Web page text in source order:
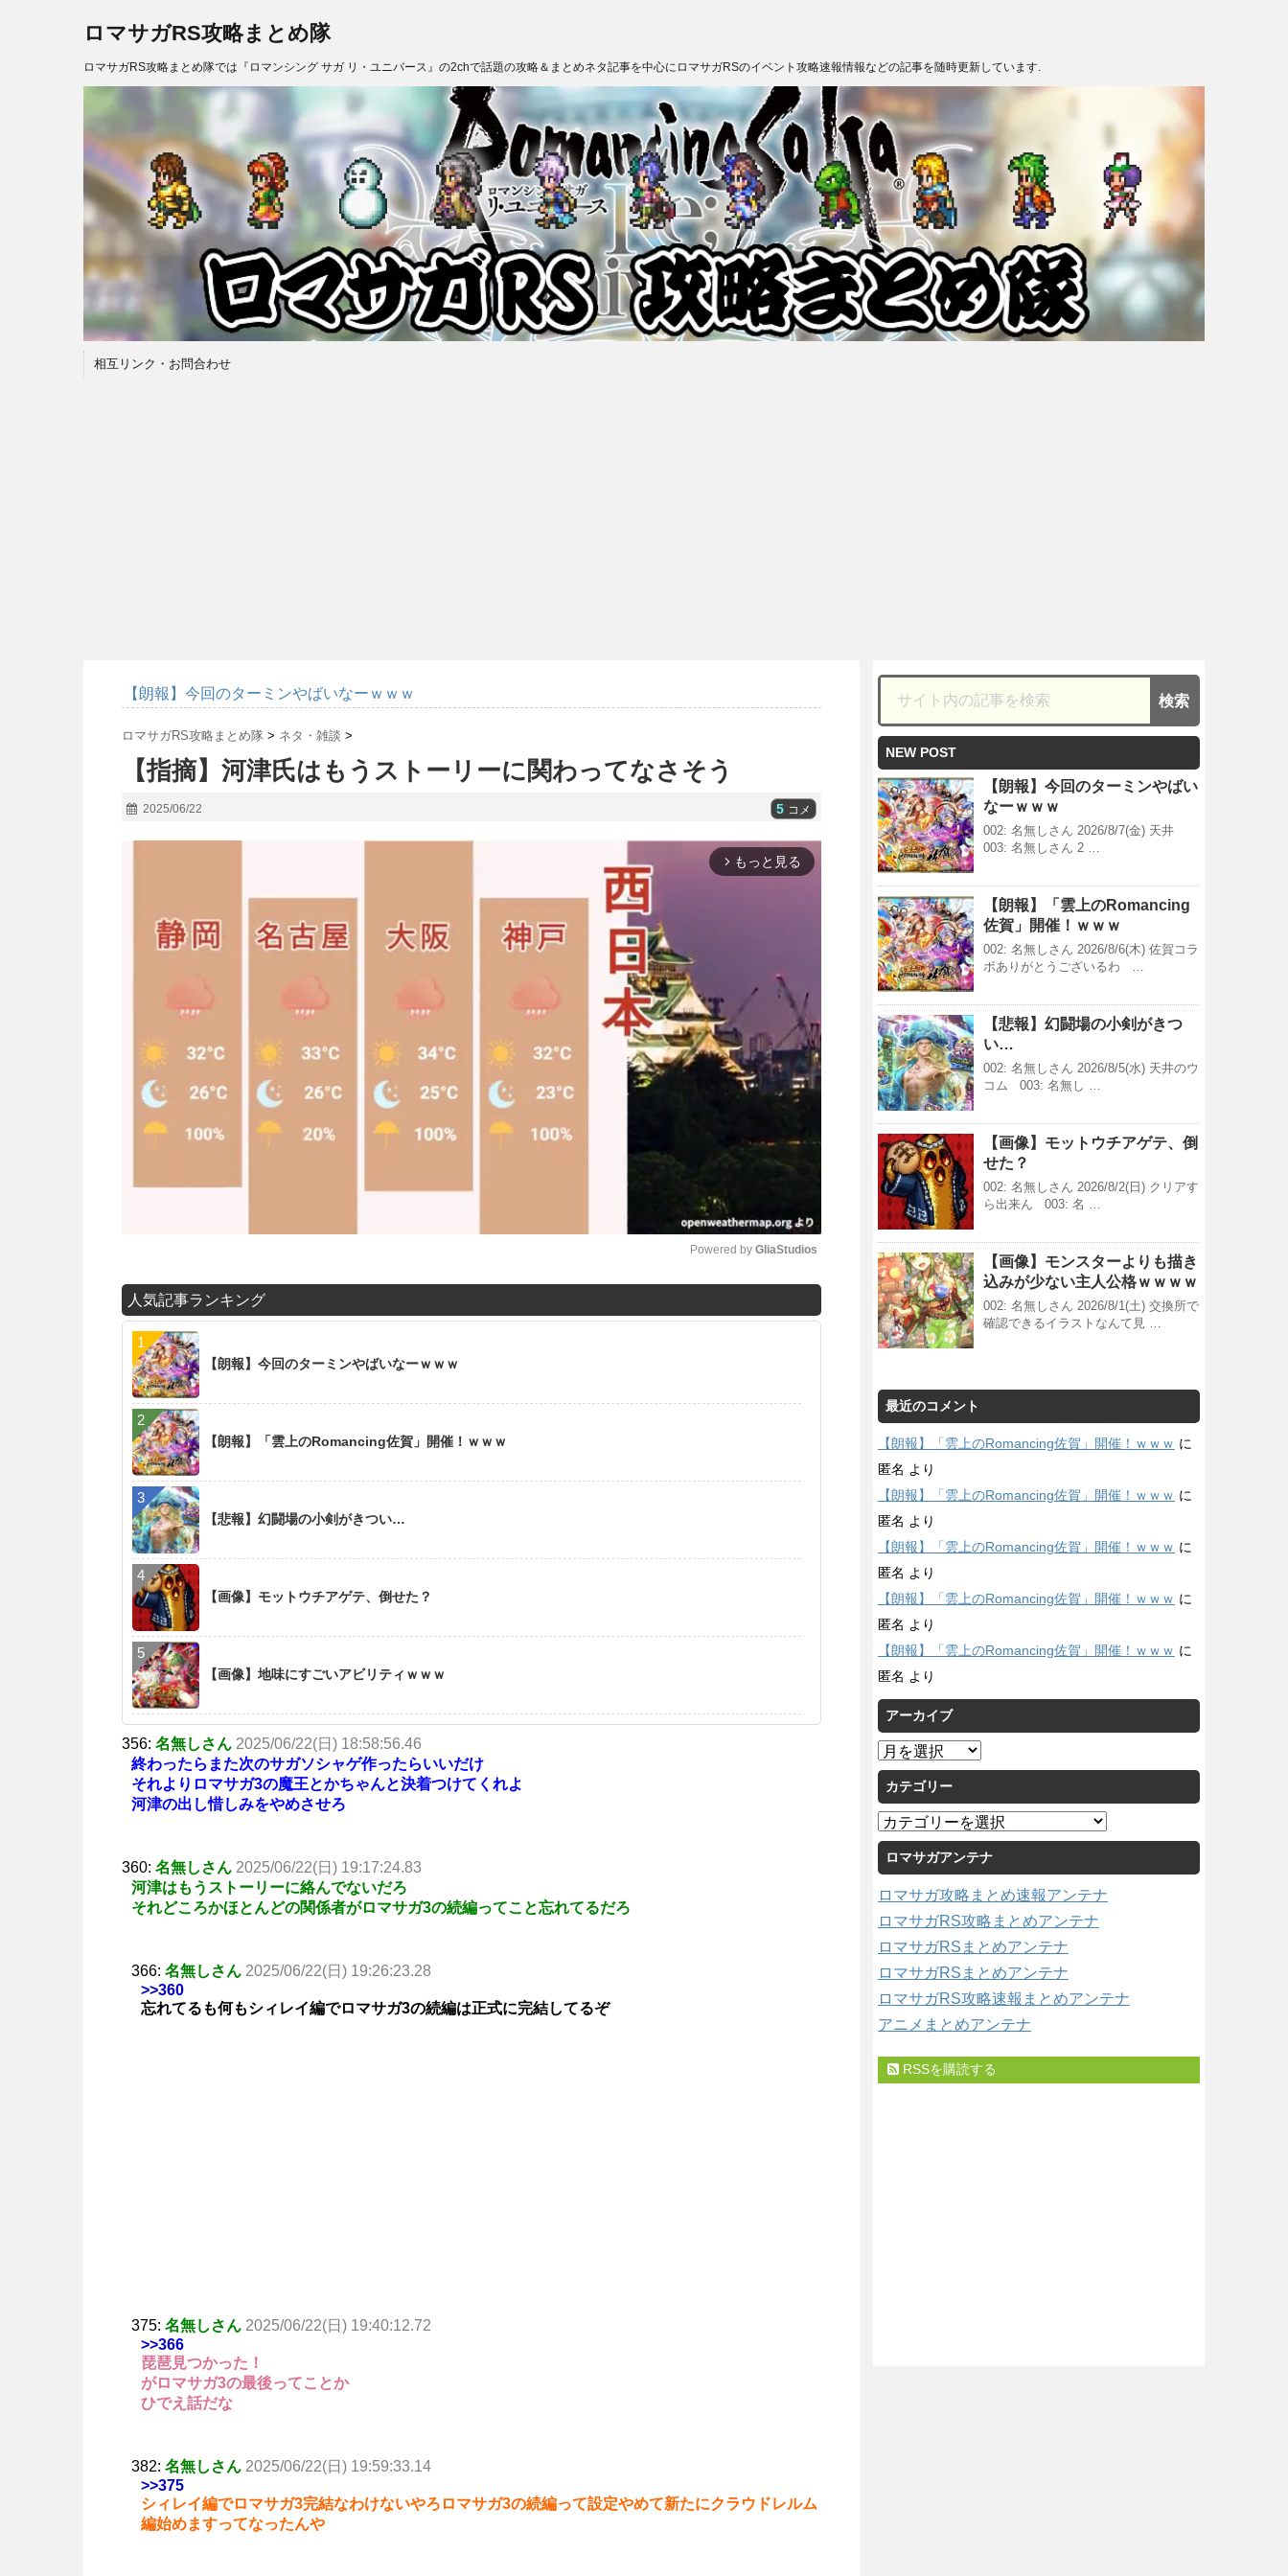
ロマサガRS攻略まとめ隊
ロマサガRS攻略まとめ隊では『ロマンシング サガ リ・ユニバース』の2chで話題の攻略＆まとめネタ記事を中心にロマサガRSのイベント攻略速報情報などの記事を随時更新しています.
相互リンク・お問合わせ
【朗報】今回のターミンやばいなーｗｗｗ
ロマサガRS攻略まとめ隊 > ネタ・雑談 >
【指摘】河津氏はもうストーリーに関わってなさそう
2025/06/22 5 コメ
arrow_forward_ios もっと見る
Powered by GliaStudios
人気記事ランキング
【朗報】今回のターミンやばいなーｗｗｗ
【朗報】「雲上のRomancing佐賀」開催！ｗｗｗ
【悲報】幻闘場の小剣がきつい…
【画像】モットウチアゲテ、倒せた？
【画像】地味にすごいアビリティｗｗｗ
356: 名無しさん 2025/06/22(日) 18:58:56.46
終わったらまた次のサガソシャゲ作ったらいいだけ
それよりロマサガ3の魔王とかちゃんと決着つけてくれよ
河津の出し惜しみをやめさせろ
360: 名無しさん 2025/06/22(日) 19:17:24.83
河津はもうストーリーに絡んでないだろ
それどころかほとんどの関係者がロマサガ3の続編ってこと忘れてるだろ
366: 名無しさん 2025/06/22(日) 19:26:23.28
>>360
忘れてるも何もシィレイ編でロマサガ3の続編は正式に完結してるぞ
375: 名無しさん 2025/06/22(日) 19:40:12.72
>>366
琵琶見つかった！
がロマサガ3の最後ってことか
ひでえ話だな
382: 名無しさん 2025/06/22(日) 19:59:33.14
>>375
シィレイ編でロマサガ3完結なわけないやろロマサガ3の続編って設定やめて新たにクラウドレルム
編始めますってなったんや
NEW POST
【朗報】今回のターミンやばい
なーｗｗｗ
002: 名無しさん 2026/8/7(金) 天井
003: 名無しさん 2 …
【朗報】「雲上のRomancing
佐賀」開催！ｗｗｗ
002: 名無しさん 2026/8/6(木) 佐賀コラ
ボありがとうございるわ …
【悲報】幻闘場の小剣がきつ
い…
002: 名無しさん 2026/8/5(水) 天井のウ
コム 003: 名無し …
【画像】モットウチアゲテ、倒
せた？
002: 名無しさん 2026/8/2(日) クリアす
ら出来ん 003: 名 …
【画像】モンスターよりも描き
込みが少ない主人公格ｗｗｗｗ
002: 名無しさん 2026/8/1(土) 交換所で
確認できるイラストなんて見 …
最近のコメント
【朗報】「雲上のRomancing佐賀」開催！ｗｗｗ に
匿名 より
【朗報】「雲上のRomancing佐賀」開催！ｗｗｗ に
匿名 より
【朗報】「雲上のRomancing佐賀」開催！ｗｗｗ に
匿名 より
【朗報】「雲上のRomancing佐賀」開催！ｗｗｗ に
匿名 より
【朗報】「雲上のRomancing佐賀」開催！ｗｗｗ に
匿名 より
アーカイブ
ア
ー
カ
イ
ブ
カテゴリー
カ
テ
ゴ
リ
ー
ロマサガアンテナ
ロマサガ攻略まとめ速報アンテナ
ロマサガRS攻略まとめアンテナ
ロマサガRSまとめアンテナ
ロマサガRSまとめアンテナ
ロマサガRS攻略速報まとめアンテナ
アニメまとめアンテナ
RSSを購読する